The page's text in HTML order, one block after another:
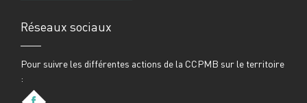
Réseaux sociaux
Pour suivre les différentes actions de la CCPMB sur le territoire
: